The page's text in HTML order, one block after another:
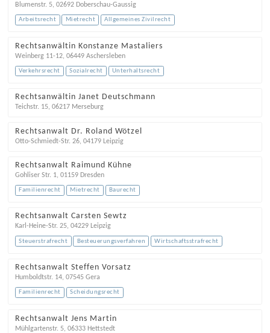
Blumenstr. 5, 02692 Doberschau-Gaussig
Arbeitsrecht Mietrecht Allgemeines Zivilrecht
Rechtsanwältin Konstanze Mastaliers
Weinberg 11-12, 06449 Aschersleben
Verkehrsrecht Sozialrecht Unterhaltsrecht
Rechtsanwältin Janet Deutschmann
Teichstr. 15, 06217 Merseburg
Rechtsanwalt Dr. Roland Wötzel
Otto-Schmiedt-Str. 26, 04179 Leipzig
Rechtsanwalt Raimund Kühne
Gohliser Str. 1, 01159 Dresden
Familienrecht Mietrecht Baurecht
Rechtsanwalt Carsten Sewtz
Karl-Heine-Str. 25, 04229 Leipzig
Steuerstrafrecht Besteuerungsverfahren Wirtschaftsstrafrecht
Rechtsanwalt Steffen Vorsatz
Humboldtstr. 14, 07545 Gera
Familienrecht Scheidungsrecht
Rechtsanwalt Jens Martin
Mühlgartenstr. 5, 06333 Hettstedt